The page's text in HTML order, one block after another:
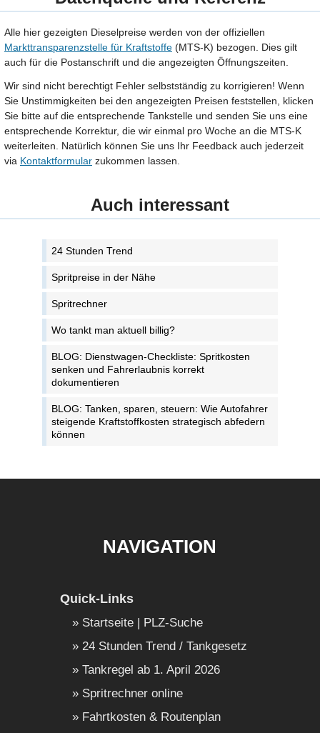
Alle hier gezeigten Dieselpreise werden von der offiziellen
Markttransparenzstelle für Kraftstoffe (MTS-K) bezogen. Dies gilt
auch für die Postanschrift und die angezeigten Öffnungszeiten.
Wir sind nicht berechtigt Fehler selbstständig zu korrigieren! Wenn
Sie Unstimmigkeiten bei den angezeigten Preisen feststellen, klicken
Sie bitte auf die entsprechende Tankstelle und senden Sie uns eine
entsprechende Korrektur, die wir einmal pro Woche an die MTS-K
weiterleiten. Natürlich können Sie uns Ihr Feedback auch jederzeit
via Kontaktformular zukommen lassen.
Auch interessant
24 Stunden Trend
Spritpreise in der Nähe
Spritrechner
Wo tankt man aktuell billig?
BLOG: Dienstwagen-Checkliste: Spritkosten
senken und Fahrerlaubnis korrekt
dokumentieren
BLOG: Tanken, sparen, steuern: Wie Autofahrer
steigende Kraftstoffkosten strategisch abfedern
können
NAVIGATION
Quick-Links
Startseite | PLZ-Suche
24 Stunden Trend / Tankgesetz
Tankregel ab 1. April 2026
Spritrechner online
Fahrtkosten & Routenplan